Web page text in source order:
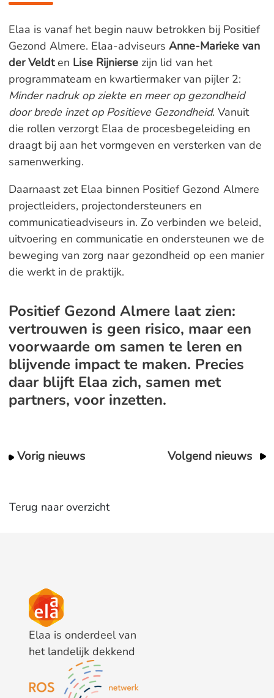
Elaa is vanaf het begin nauw betrokken bij Positief
Gezond Almere. Elaa-adviseurs Anne-Marieke van
der Veldten Lise Rijniersezijn lid van het
programmateam en kwartiermaker van pijler 2:
Minder nadruk op ziekte en meer op gezondheid
door brede inzet op Positieve Gezondheid. Vanuit
die rollen verzorgt Elaa de procesbegeleiding en
draagt bij aan het vormgeven en versterken van de
samenwerking.
Daarnaast zet Elaa binnen Positief Gezond Almere
projectleiders, projectondersteuners en
communicatieadviseurs in. Zo verbinden we beleid,
uitvoering en communicatie en ondersteunen we de
beweging van zorg naar gezondheid op een manier
die werkt in de praktijk.
Positief Gezond Almere laat zien:
vertrouwen is geen risico, maar een
voorwaarde om samen te leren en
blijvende impact te maken. Precies
daar blijft Elaa zich, samen met
partners, voor inzetten.
Vorig nieuws Volgend nieuws
Terug naar overzicht
Elaa is onderdeel van
het landelijk dekkend